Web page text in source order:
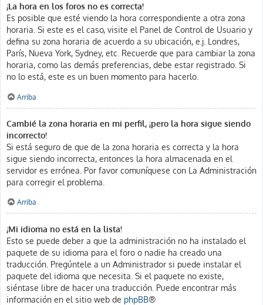
¡La hora en los foros no es correcta!
Es posible que esté viendo la hora correspondiente a otra zona
horaria. Si este es el caso, visite el Panel de Control de Usuario y
defina su zona horaria de acuerdo a su ubicación, e.j. Londres,
París, Nueva York, Sydney, etc. Recuerde que para cambiar la zona
horaria, como las demás preferencias, debe estar registrado. Si
no lo está, este es un buen momento para hacerlo.
Arriba
Cambié la zona horaria en mi perfil, ¡pero la hora sigue siendo
incorrecto!
Si está seguro de que de la zona horaria es correcta y la hora
sigue siendo incorrecta, entonces la hora almacenada en el
servidor es errónea. Por favor comuníquese con La Administración
para corregir el problema.
Arriba
¡Mi idioma no está en la lista!
Esto se puede deber a que la administración no ha instalado el
paquete de su idioma para el foro o nadie ha creado una
traducción. Pregúntele a un Administrador si puede instalar el
paquete del idioma que necesita. Si el paquete no existe,
siéntase libre de hacer una traducción. Puede encontrar más
información en el sitio web de phpBB®